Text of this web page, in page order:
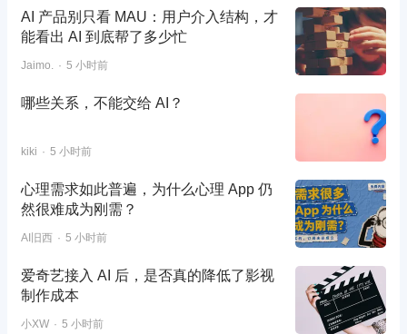
AI 产品别只看 MAU：用户介入结构，才
能看出 AI 到底帮了多少忙
Jaimo. 5 小时前
哪些关系，不能交给 AI？
kiki 5 小时前
心理需求如此普遍，为什么心理 App 仍
然很难成为刚需？
AI旧西 5 小时前
爱奇艺接入 AI 后，是否真的降低了影视
制作成本
小XW 5 小时前